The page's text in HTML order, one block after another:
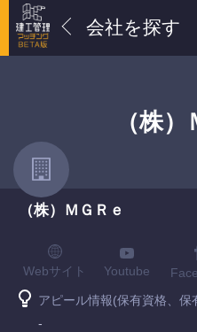
会社を探す
（株
（株）ＭＧＲｅ
Webサイト Youtube
アピール情報(保有資格、保
-